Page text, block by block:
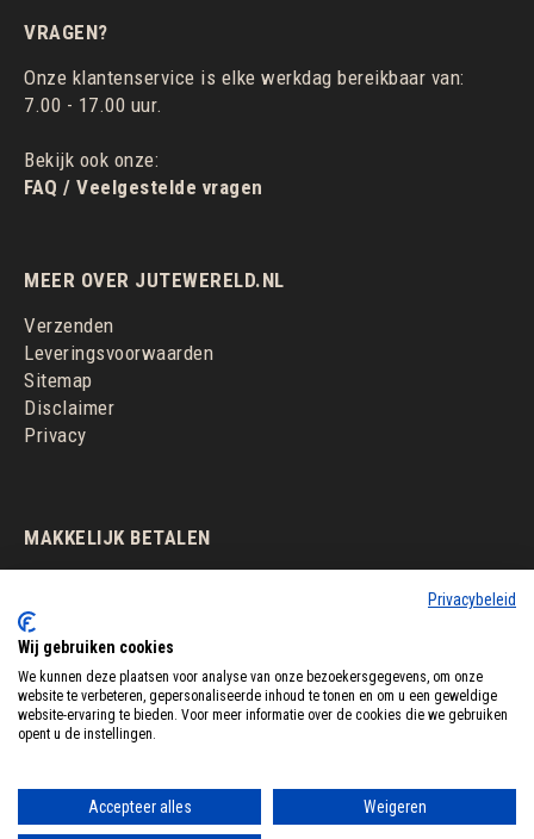
VRAGEN?
Onze klantenservice is elke werkdag bereikbaar van:
7.00 - 17.00 uur.
Bekijk ook onze:
FAQ / Veelgestelde vragen
MEER OVER JUTEWERELD.NL
Verzenden
Leveringsvoorwaarden
Sitemap
Disclaimer
Privacy
MAKKELIJK BETALEN
Privacybeleid
Wij gebruiken cookies
We kunnen deze plaatsen voor analyse van onze bezoekersgegevens, om onze
website te verbeteren, gepersonaliseerde inhoud te tonen en om u een geweldige
website-ervaring te bieden. Voor meer informatie over de cookies die we gebruiken
opent u de instellingen.
Accepteer alles Weigeren